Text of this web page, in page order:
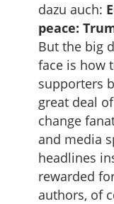
dazu auch:
peace:
But the big
face is how
supporters
great deal
change
and media
headlines
rewarded
authors, of